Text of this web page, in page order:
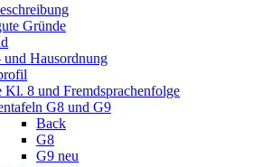
Gründe
und Hausordnung
Kl. 8 und Fremdsprachenfolge
G8 und G9
Back
G8
G9 neu